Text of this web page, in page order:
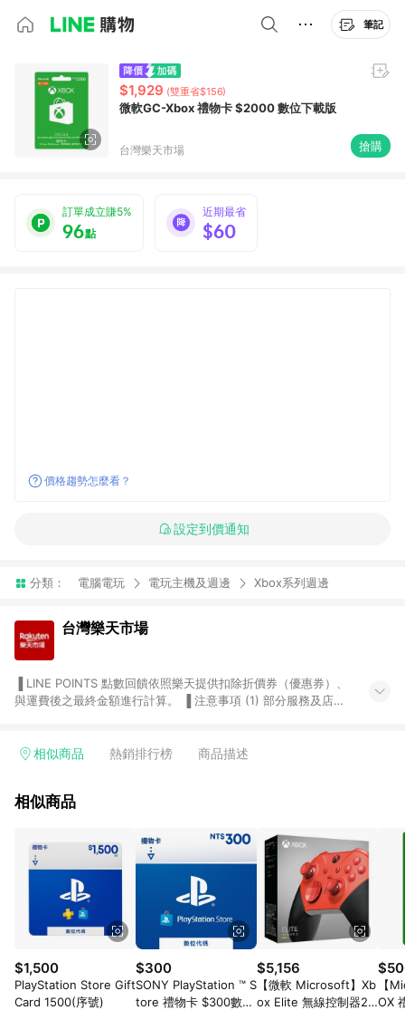
筆記
$1,929 (雙重省$156)
微軟GC-Xbox 禮物卡 $2000 數位下載版
台灣樂天市場 搶購
訂單成立賺5%
96點
近期最省
$60
價格趨勢怎麼看？
設定到價通知
分類： 電腦電玩 電玩主機及週邊 Xbox系列週邊
台灣樂天市場
與運費後之最終金額進行計算。 ▐ 注意事項 (1) 部分服務及店家
Smart mobile、神腦生活、JS巨盛、樂天KOBO電子書，請詳閱
台灣樂天市場，並在同一瀏覽器於24小時內結帳，才享有 LINE
市場 45 天內完成訂單出貨及結帳，則不符合贈點資格。 (4) 如
使用APP、或中途瀏覽比價網、回饋網、Google等其他網頁、或
由網頁版(電腦版/手機版網頁)切換為App都將會造成追蹤中斷而
無法進行 LINE POINTS 回饋。 (5) LINE 購物為購物資訊整合性
平台，商品資料更新會有時間差，如顯示之商品規格、顏色、價
位、贈品與台灣樂天市場銷售網頁不符，以銷售網頁標示為準。
(6) 導購訂單已逾 365 天，根據台灣樂天回饋規定，逾期訂單將
不符合回饋資格。 (7) 若上述或其他原因，致使消費者無接收到
點數回饋或點數回饋有爭議，台灣樂天市場保有更改條款與法律
追訴之權利，活動詳情以樂天市場網站公告為準。
相似商品 熱銷排行榜 商品描述
相似商品
$1,500
PlayStation Store Gift
Card 1500(序號)
$300
SONY PlayStation ™ S
tore 禮物卡 $300數位
$5,156
【微軟 Microsoft】Xb
ox Elite 無線控制器2
【
OX